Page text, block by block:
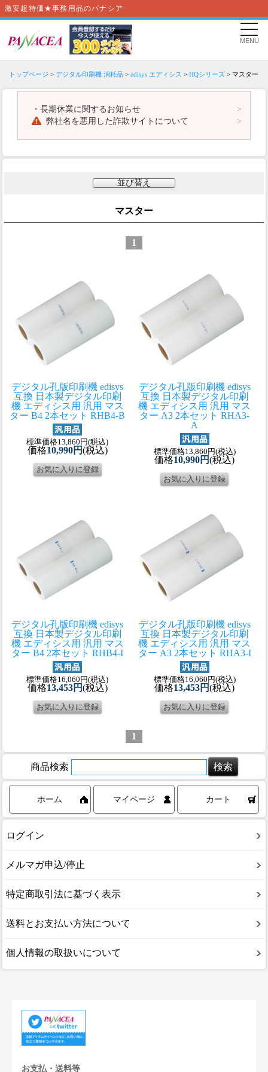
激安超特価★事務用品のパナシア
MENU
トップページ > デジタル印刷機 消耗品 > edisys エディシス > HQシリーズ > マスター
・ 長期休業に関するお知らせ
弊社名を悪用した詐欺サイトについて
並び替え
マスター
1
デジタル孔版印刷機 edisys
互換 日本製デジタル印刷
機 エディシス用 汎用 マス
ター B4 2本セット RHB4-B
標準価格13,860円(税込)
価格10,990円(税込)
デジタル孔版印刷機 edisys
互換 日本製デジタル印刷
機 エディシス用 汎用 マス
ター A3 2本セット RHA3-
A
標準価格13,860円(税込)
価格10,990円(税込)
デジタル孔版印刷機 edisys
互換 日本製デジタル印刷
機 エディシス用 汎用 マス
ター B4 2本セット RHB4-I
標準価格16,060円(税込)
価格13,453円(税込)
デジタル孔版印刷機 edisys
互換 日本製デジタル印刷
機 エディシス用 汎用 マス
ター A3 2本セット RHA3-I
標準価格16,060円(税込)
価格13,453円(税込)
1
商品検索
ホーム マイページ カート
ログイン
メルマガ申込/停止
特定商取引法に基づく表示
送料とお支払い方法について
個人情報の取扱いについて
お支払・送料等